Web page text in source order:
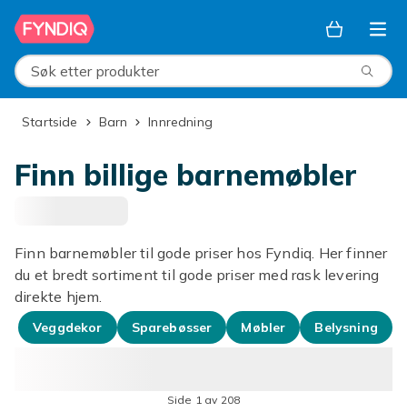
Hopp til hovedinnhold
Søk etter produkter
Startside Barn Innredning
Finn billige barnemøbler
Finn barnemøbler til gode priser hos Fyndiq. Her finner
du et bredt sortiment til gode priser med rask levering
direkte hjem.
Veggdekor Sparebøsser Møbler Belysning
Side 1 av 208